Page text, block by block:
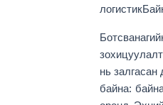
логистик
нь
байна: